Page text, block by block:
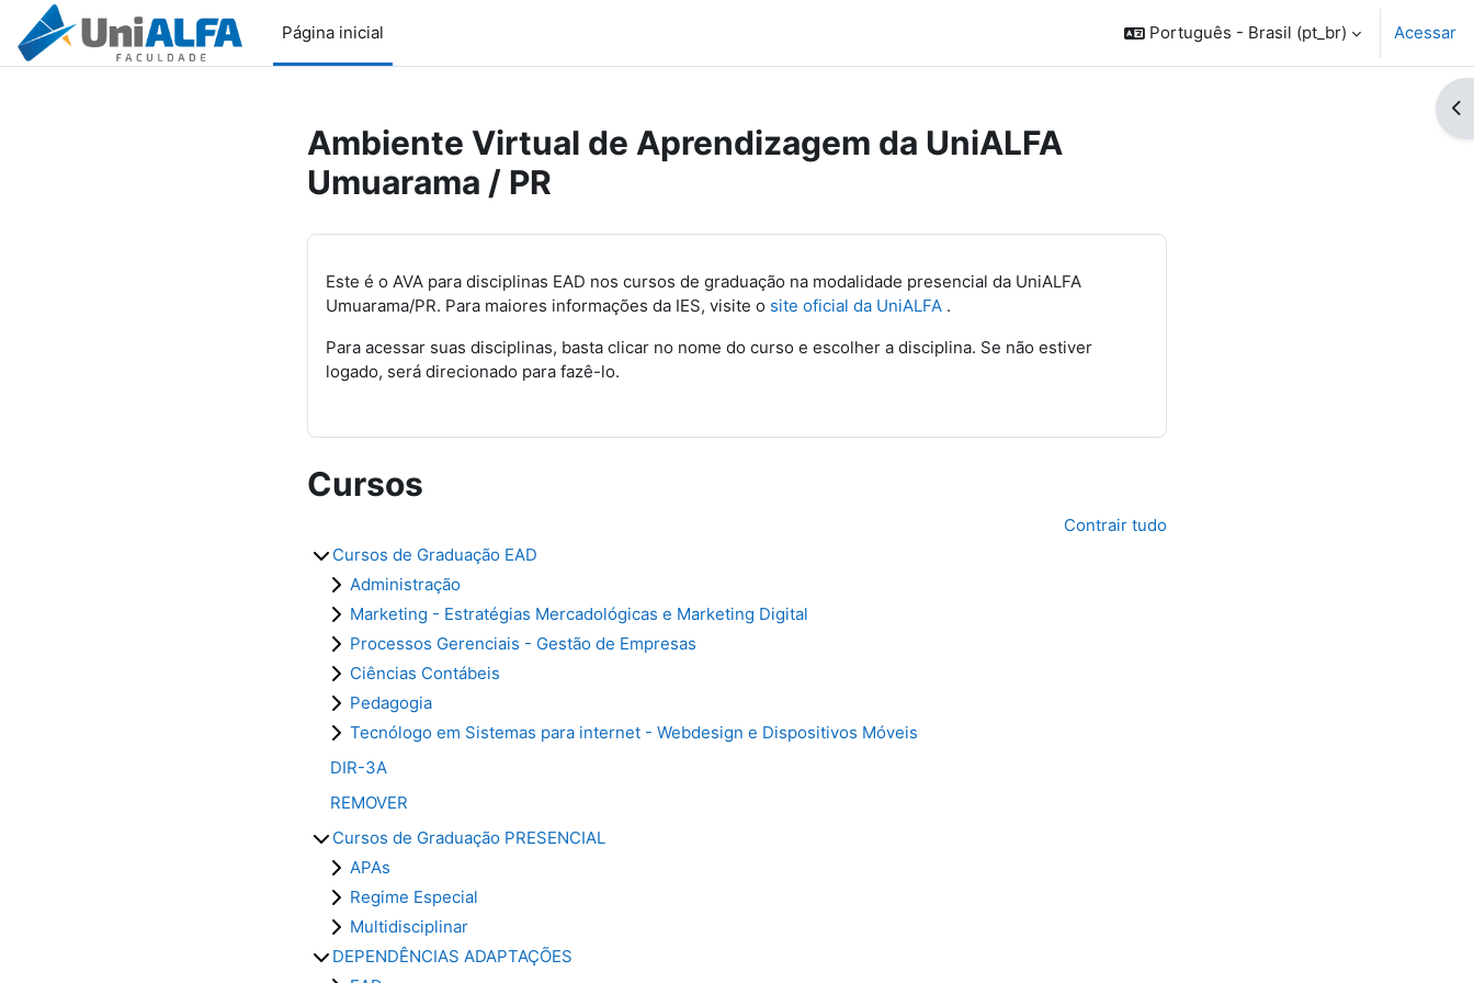
Ir para o conteúdo principal
Página inicial
Português - Brasil ‎(pt_br)‎ Acessar
Ambiente Virtual de Aprendizagem da UniALFA
Umuarama / PR
Este é o AVA para disciplinas EAD nos cursos de graduação na modalidade presencial da UniALFA
Umuarama/PR. Para maiores informações da IES, visite o site oficial da UniALFA .
Para acessar suas disciplinas, basta clicar no nome do curso e escolher a disciplina. Se não estiver
logado, será direcionado para fazê-lo.
Cursos
Contrair tudo
Cursos de Graduação EAD
Administração
Marketing - Estratégias Mercadológicas e Marketing Digital
Processos Gerenciais - Gestão de Empresas
Ciências Contábeis
Pedagogia
Tecnólogo em Sistemas para internet - Webdesign e Dispositivos Móveis
DIR-3A
REMOVER
Cursos de Graduação PRESENCIAL
APAs
Regime Especial
Multidisciplinar
DEPENDÊNCIAS ADAPTAÇÕES